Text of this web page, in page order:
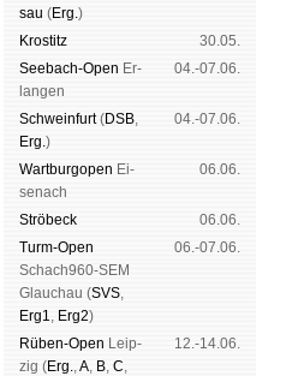
sau (Erg.)
Kros­titz
30.05.
See­bach-Open Er­
lan­gen
04.-07.06.
Schwein­furt(DSB,
Erg.)
04.-07.06.
Wart­burg­open Ei­
se­nach
06.06.
Strö­beck
06.06.
Turm-Open
Schach960-SEM
Glau­chau (SVS,
Erg1, Erg2)
06.-07.06.
Rüben-Open Leip­
zig (Erg.,A, B, C,
12.-14.06.